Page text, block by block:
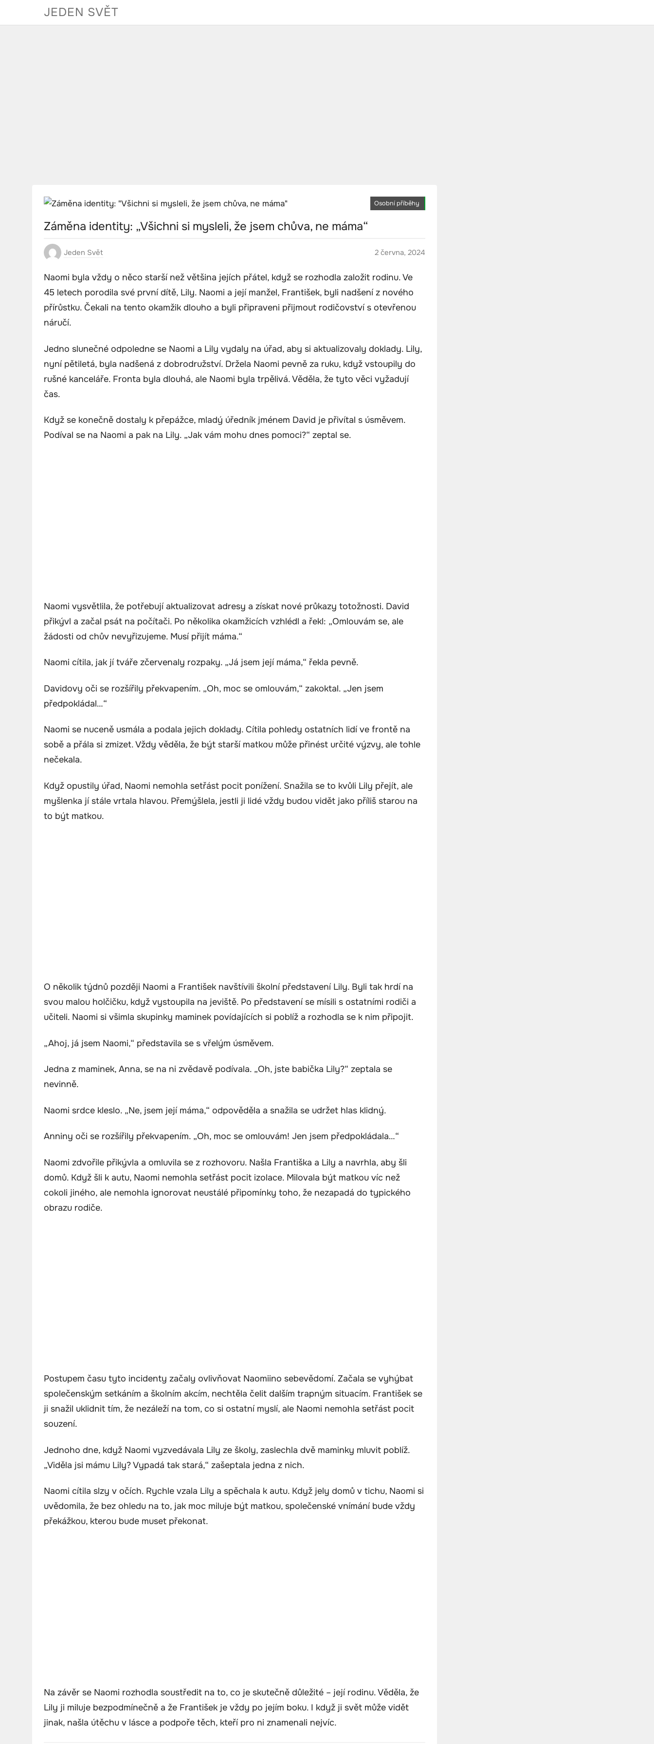
JEDEN SVĚT
Osobní příběhy
Záměna identity: „Všichni si mysleli, že jsem chůva, ne máma“
Jeden Svět 2 června, 2024
Naomi byla vždy o něco starší než většina jejích přátel, když se rozhodla založit rodinu. Ve
45 letech porodila své první dítě, Lily. Naomi a její manžel, František, byli nadšení z nového
přírůstku. Čekali na tento okamžik dlouho a byli připraveni přijmout rodičovství s otevřenou
náručí.
Jedno slunečné odpoledne se Naomi a Lily vydaly na úřad, aby si aktualizovaly doklady. Lily,
nyní pětiletá, byla nadšená z dobrodružství. Držela Naomi pevně za ruku, když vstoupily do
rušné kanceláře. Fronta byla dlouhá, ale Naomi byla trpělivá. Věděla, že tyto věci vyžadují
čas.
Když se konečně dostaly k přepážce, mladý úředník jménem David je přivítal s úsměvem.
Podíval se na Naomi a pak na Lily. „Jak vám mohu dnes pomoci?“ zeptal se.
Naomi vysvětlila, že potřebují aktualizovat adresy a získat nové průkazy totožnosti. David
přikývl a začal psát na počítači. Po několika okamžicích vzhlédl a řekl: „Omlouvám se, ale
žádosti od chův nevyřizujeme. Musí přijít máma.“
Naomi cítila, jak jí tváře zčervenaly rozpaky. „Já jsem její máma,“ řekla pevně.
Davidovy oči se rozšířily překvapením. „Oh, moc se omlouvám,“ zakoktal. „Jen jsem
předpokládal…“
Naomi se nuceně usmála a podala jejich doklady. Cítila pohledy ostatních lidí ve frontě na
sobě a přála si zmizet. Vždy věděla, že být starší matkou může přinést určité výzvy, ale tohle
nečekala.
Když opustily úřad, Naomi nemohla setřást pocit ponížení. Snažila se to kvůli Lily přejít, ale
myšlenka jí stále vrtala hlavou. Přemýšlela, jestli ji lidé vždy budou vidět jako příliš starou na
to být matkou.
O několik týdnů později Naomi a František navštívili školní představení Lily. Byli tak hrdí na
svou malou holčičku, když vystoupila na jeviště. Po představení se mísili s ostatními rodiči a
učiteli. Naomi si všimla skupinky maminek povídajících si poblíž a rozhodla se k nim připojit.
„Ahoj, já jsem Naomi,“ představila se s vřelým úsměvem.
Jedna z maminek, Anna, se na ni zvědavě podívala. „Oh, jste babička Lily?“ zeptala se
nevinně.
Naomi srdce kleslo. „Ne, jsem její máma,“ odpověděla a snažila se udržet hlas klidný.
Anniny oči se rozšířily překvapením. „Oh, moc se omlouvám! Jen jsem předpokládala…“
Naomi zdvořile přikývla a omluvila se z rozhovoru. Našla Františka a Lily a navrhla, aby šli
domů. Když šli k autu, Naomi nemohla setřást pocit izolace. Milovala být matkou víc než
cokoli jiného, ale nemohla ignorovat neustálé připomínky toho, že nezapadá do typického
obrazu rodiče.
Postupem času tyto incidenty začaly ovlivňovat Naomiino sebevědomí. Začala se vyhýbat
společenským setkáním a školním akcím, nechtěla čelit dalším trapným situacím. František se
ji snažil uklidnit tím, že nezáleží na tom, co si ostatní myslí, ale Naomi nemohla setřást pocit
souzení.
Jednoho dne, když Naomi vyzvedávala Lily ze školy, zaslechla dvě maminky mluvit poblíž.
„Viděla jsi mámu Lily? Vypadá tak stará,“ zašeptala jedna z nich.
Naomi cítila slzy v očích. Rychle vzala Lily a spěchala k autu. Když jely domů v tichu, Naomi si
uvědomila, že bez ohledu na to, jak moc miluje být matkou, společenské vnímání bude vždy
překážkou, kterou bude muset překonat.
Na závěr se Naomi rozhodla soustředit na to, co je skutečně důležité – její rodinu. Věděla, že
Lily ji miluje bezpodmínečně a že František je vždy po jejím boku. I když ji svět může vidět
jinak, našla útěchu v lásce a podpoře těch, kteří pro ni znamenali nejvíc.